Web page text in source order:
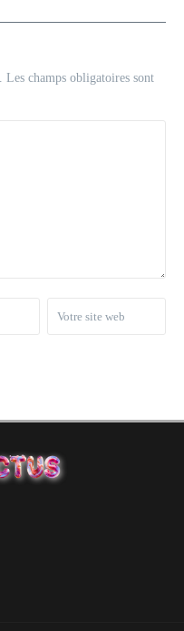
Les champs obligatoires sont